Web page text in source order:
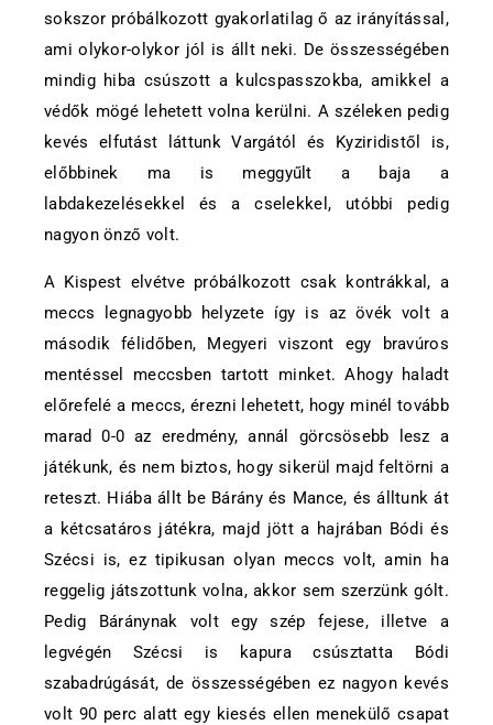
sokszor próbálkozott gyakorlatilag ő az irányítással,
ami olykor-olykor jól is állt neki. De összességében
mindig hiba csúszott a kulcspasszokba, amikkel a
védők mögé lehetett volna kerülni. A széleken pedig
kevés elfutást láttunk Vargától és Kyziridistől is,
előbbinek ma is meggyűlt a baja a
labdakezelésekkel és a cselekkel, utóbbi pedig
nagyon önző volt.
A Kispest elvétve próbálkozott csak kontrákkal, a
meccs legnagyobb helyzete így is az övék volt a
második félidőben, Megyeri viszont egy bravúros
mentéssel meccsben tartott minket. Ahogy haladt
előrefelé a meccs, érezni lehetett, hogy minél tovább
marad 0-0 az eredmény, annál görcsösebb lesz a
játékunk, és nem biztos, hogy sikerül majd feltörni a
reteszt. Hiába állt be Bárány és Mance, és álltunk át
a kétcsatáros játékra, majd jött a hajrában Bódi és
Szécsi is, ez tipikusan olyan meccs volt, amin ha
reggelig játszottunk volna, akkor sem szerzünk gólt.
Pedig Báránynak volt egy szép fejese, illetve a
legvégén Szécsi is kapura csúsztatta Bódi
szabadrúgását, de összességében ez nagyon kevés
volt 90 perc alatt egy kiesés ellen menekülő csapat